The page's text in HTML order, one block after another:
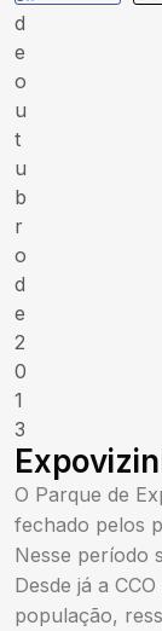
d
e
o
u
t
u
b
r
o
d
e
2
0
1
3
O Parque de
fechado pelos
Nesse período
Desde já a
população,